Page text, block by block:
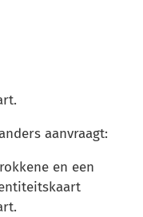
aanvraagt:
en een